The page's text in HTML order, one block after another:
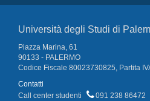
Università degli Studi di
Piazza Marina, 61
90133 - PALERMO
Codice Fiscale 80023730825, Partita
Contatti
Call center studenti
091 238 86472